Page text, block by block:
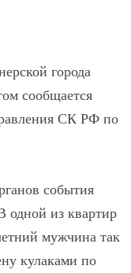
города
сообщается
СК РФ по
события
одной из квартир
мужчина так
кулаками по